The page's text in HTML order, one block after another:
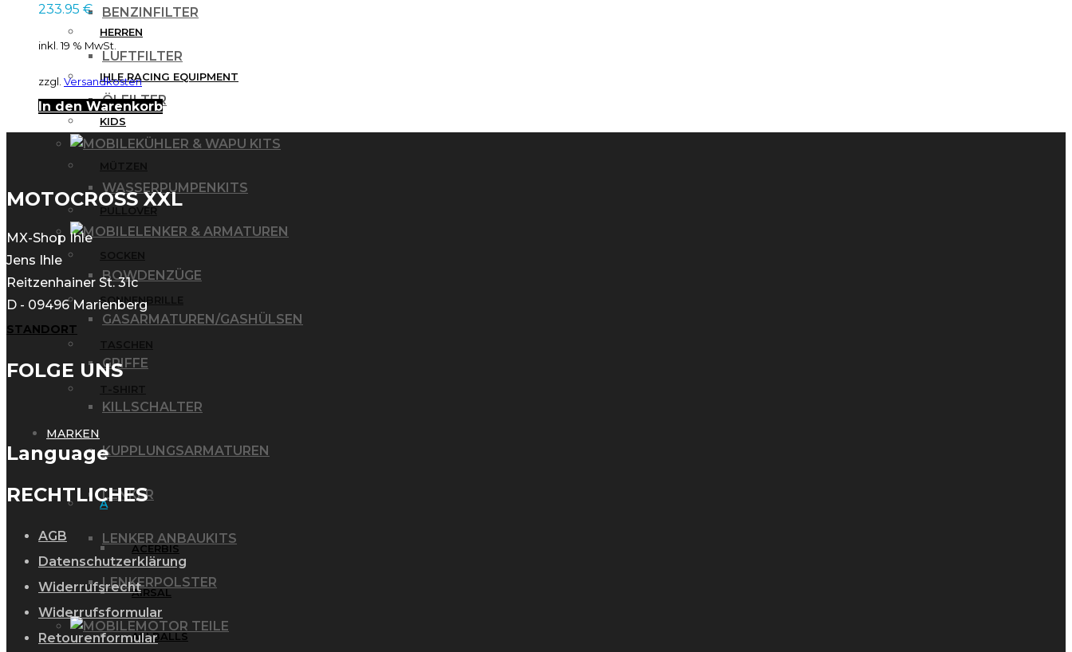
BENZINFILTER
LUFTFILTER
ÖLFILTER
KÜHLER & WAPU KITS
WASSERPUMPENKITS
LENKER & ARMATUREN
BOWDENZÜGE
GASARMATUREN/GASHÜLSEN
GRIFFE
KILLSCHALTER
KUPPLUNGSARMATUREN
LENKER
LENKER ANBAUKITS
LENKERPOLSTER
MOTOR TEILE
HERREN
IHLE RACING EQUIPMENT
KIDS
MÜTZEN
PULLOVER
SOCKEN
SONNENBRILLE
TASCHEN
T-SHIRT
MARKEN
A
ACERBIS
AIRSAL
ALLBALLS
233.95 €
inkl. 19 % MwSt.
zzgl. Versandkosten
In den Warenkorb
MOTOCROSS XXL
MX-Shop Ihle
Jens Ihle
Reitzenhainer St. 31c
D - 09496 Marienberg
STANDORT
FOLGE UNS
Language
RECHTLICHES
AGB
Datenschutzerklärung
Widerrufsrecht
Widerrufsformular
Retourenformular